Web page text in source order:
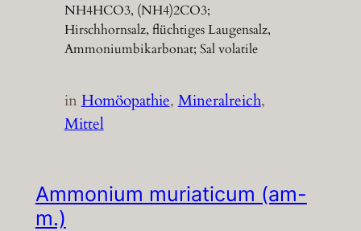
NH4HCO3, (NH4)2CO3;
Hirschhornsalz, flüchtiges Laugensalz,
Ammoniumbikarbonat; Sal volatile
inHomöopathie, Mineralreich
Mittel
Ammonium muriaticum (am-
m.)